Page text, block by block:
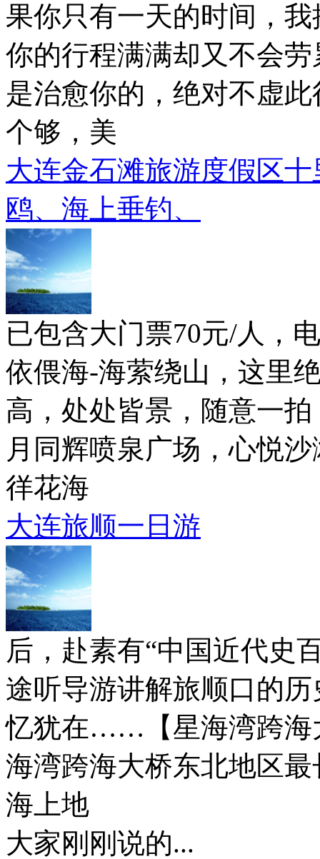
果你只有一天的时间，
你的行程满满却又不会
是治愈你的，绝对不虚
个够，美
大连金石滩旅游度假区
鸥、海上垂钓、
已包含大门票70元/人，
依偎海-海萦绕山，这里
高，处处皆景，随意一
月同辉喷泉广场，心悦
徉花海
大连旅顺一日游
后，赴素有“中国近代史
途听导游讲解旅顺口的
忆犹在……【星海湾跨海
海湾跨海大桥东北地区
海上地
大家刚刚说的...